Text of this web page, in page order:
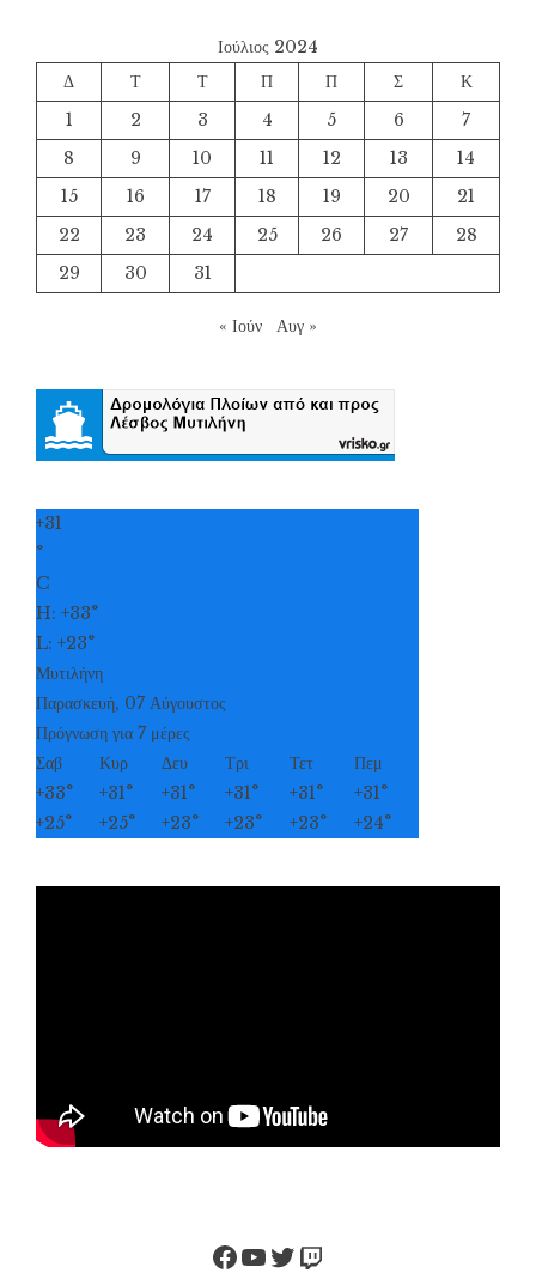
Ιούλιος 2024
Δ
Τ Τ Π Π Σ
Κ
1
2 3 4 5 6
7
8
9 10 11 12 13
14
15
16 17 18 19 20
21
22
23 24 25 26 27
28
29
30 31
« Ιούν Αυγ »
+31
°
C
H: +33°
L: +23°
Μυτιλήνη
Παρασκευή, 07 Αύγουστος
Πρόγνωση για 7 μέρες
Σαβ
Κυρ Δευ Τρι Τετ
Πεμ
+33° +31° +31° +31° +31° +31°
+25° +25° +23° +23° +23° +24°
Facebook
YouTube
Twitter
Twitch